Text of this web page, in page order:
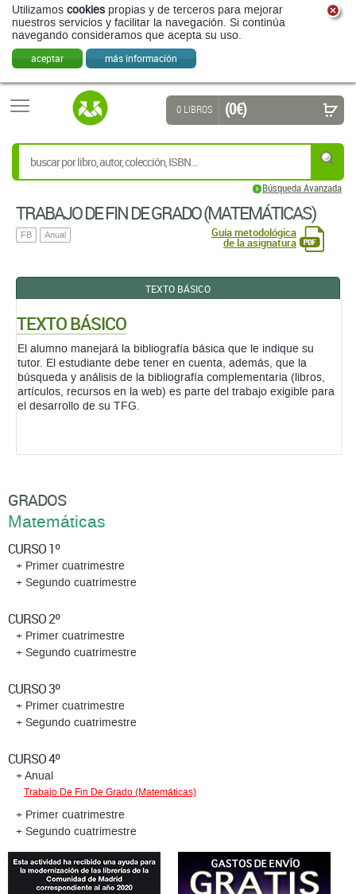
Utilizamos cookies propias y de terceros para mejorar
nuestros servicios y facilitar la navegación. Si continúa
navegando consideramos que acepta su uso.
aceptar más información
Búsqueda Avanzada
0 LIBROS (0 €)
TRABAJO DE FIN DE GRADO (MATEMÁTICAS)
FB Anual Guía metodológica
de la asignatura
TEXTO BÁSICO
TEXTO BÁSICO
El alumno manejará la bibliografía básica que le indique su
tutor. El estudiante debe tener en cuenta, además, que la
búsqueda y análisis de la bibliografía complementaria (libros,
artículos, recursos en la web) es parte del trabajo exigible para
el desarrollo de su TFG.
GRADOS
Matemáticas
CURSO 1º
+ Primer cuatrimestre
+ Segundo cuatrimestre
CURSO 2º
+ Primer cuatrimestre
+ Segundo cuatrimestre
CURSO 3º
+ Primer cuatrimestre
+ Segundo cuatrimestre
CURSO 4º
+ Anual
Trabajo De Fin De Grado (Matemáticas)
+ Primer cuatrimestre
+ Segundo cuatrimestre